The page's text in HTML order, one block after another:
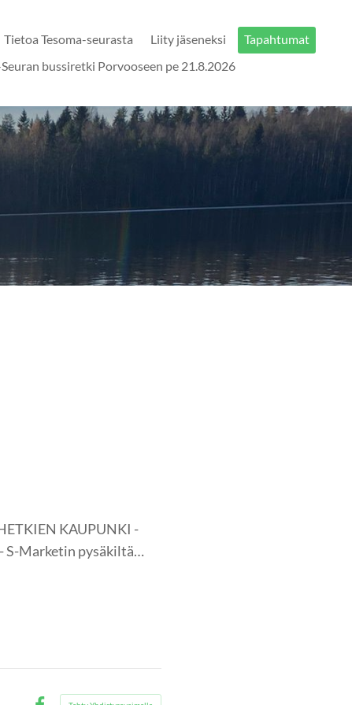
Tietoa Tesoma-seurasta Liity jäseneksi
Tapahtumat
bussiretki Porvooseen pe 21.8.2026
KAUPUNKI -
S-Marketin pysäkiltä…